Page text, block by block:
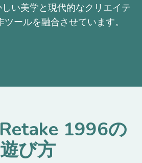
い美学と現代的なクリエイテ
ールを融合させています。
1996の
遊び方